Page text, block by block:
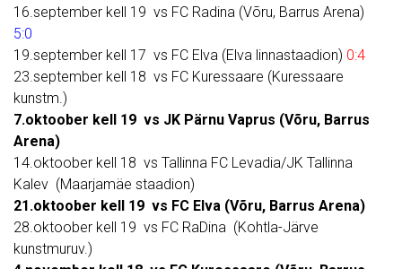
16.september kell 19 vs FC Radina (Võru, Barrus Arena)
5:0
19.september kell 17 vs FC Elva (Elva linnastaadion) 0:4
23.september kell 18 vs FC Kuressaare (Kuressaare
kunstm.)
7.oktoober kell 19 vs JK Pärnu Vaprus (Võru, Barrus
Arena)
14.oktoober kell 18 vs Tallinna FC Levadia/JK Tallinna
Kalev (Maarjamäe staadion)
21.oktoober kell 19 vs FC Elva (Võru, Barrus Arena)
28.oktoober kell 19 vs FC RaDina (Kohtla-Järve
kunstmuruv.)